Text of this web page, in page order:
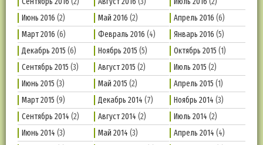
Июнь 2016 (2) Май 2016 (2) Апрель 2016 (6)
Март 2016 (6) Февраль 2016 (4) Январь 2016 (5)
Декабрь 2015 (6) Ноябрь 2015 (5) Октябрь 2015 (1)
Сентябрь 2015 (3) Август 2015 (2) Июль 2015 (2)
Июнь 2015 (3) Май 2015 (2) Апрель 2015 (1)
Март 2015 (9) Декабрь 2014 (7) Ноябрь 2014 (3)
Сентябрь 2014 (2) Август 2014 (2) Июль 2014 (2)
Июнь 2014 (3) Май 2014 (3) Апрель 2014 (4)